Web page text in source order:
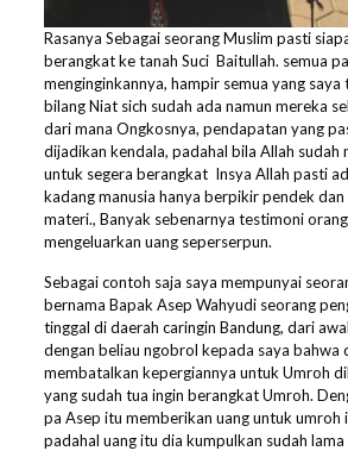
Rasanya Sebagai seorang Muslim pasti
berangkat ke tanah Suci Baitullah. semua
menginginkannya, hampir semua yang saya
bilang Niat sich sudah ada namun mereka
dari mana Ongkosnya, pendapatan yang
dijadikan kendala, padahal bila Allah sudah
untuk segera berangkat Insya Allah pasti
kadang manusia hanya berpikir pendek
materi., Banyak sebenarnya testimoni
mengeluarkan uang seperserpun.
Sebagai contoh saja saya mempunyai
bernama Bapak Asep Wahyudi seorang
tinggal di daerah caringin Bandung, dari
dengan beliau ngobrol kepada saya bahwa
membatalkan kepergiannya untuk Umroh
yang sudah tua ingin berangkat Umroh.
pa Asep itu memberikan uang untuk umroh
padahal uang itu dia kumpulkan sudah lama